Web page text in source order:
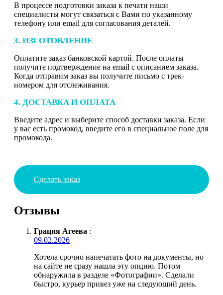
В процессе подготовки заказа к печати наши
специалисты могут связаться с Вами по указанному
телефону или email для согласования деталей.
3. ИЗГОТОВЛЕНИЕ
Оплатите заказ банковской картой. После оплаты
получите подтверждение на email с описанием заказа.
Когда отправим заказ вы получите письмо с трек-
номером для отслеживания.
4. ДОСТАВКА И ОПЛАТА
Введите адрес и выберите способ доставки заказа. Если
у вас есть промокод, введите его в специальное поле для
промокода.
Сделать заказ
Отзывы
Грация Агеева :
09.02.2026
Хотела срочно напечатать фото на документы, но
на сайте не сразу нашла эту опцию. Потом
обнаружила в разделе «Фотографии». Сделали
быстро, курьер привез уже на следующий день.